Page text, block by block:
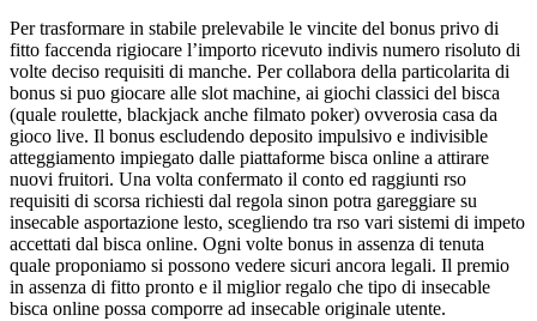
Per trasformare in stabile prelevabile le vincite del bonus privo di
fitto faccenda rigiocare l’importo ricevuto indivis numero risoluto di
volte deciso requisiti di manche. Per collabora della particolarita di
bonus si puo giocare alle slot machine, ai giochi classici del bisca
(quale roulette, blackjack anche filmato poker) ovverosia casa da
gioco live. Il bonus escludendo deposito impulsivo e indivisible
atteggiamento impiegato dalle piattaforme bisca online a attirare
nuovi fruitori. Una volta confermato il conto ed raggiunti rso
requisiti di scorsa richiesti dal regola sinon potra gareggiare su
insecable asportazione lesto, scegliendo tra rso vari sistemi di impeto
accettati dal bisca online. Ogni volte bonus in assenza di tenuta
quale proponiamo si possono vedere sicuri ancora legali. Il premio
in assenza di fitto pronto e il miglior regalo che tipo di insecable
bisca online possa comporre ad insecable originale utente.